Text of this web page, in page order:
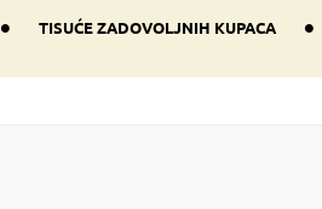
• TISUĆE ZADOVOLJNIH KUPACA •